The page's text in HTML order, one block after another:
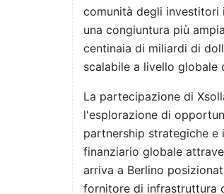
comunità degli investitori
una congiuntura più
centinaia di miliardi di
scalabile a livello
La partecipazione di
l'esplorazione di
partnership strategiche
finanziario globale
arriva a Berlino
fornitore di infrastruttura